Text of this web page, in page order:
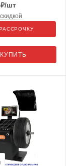
₽/шт
КУПИТЬ